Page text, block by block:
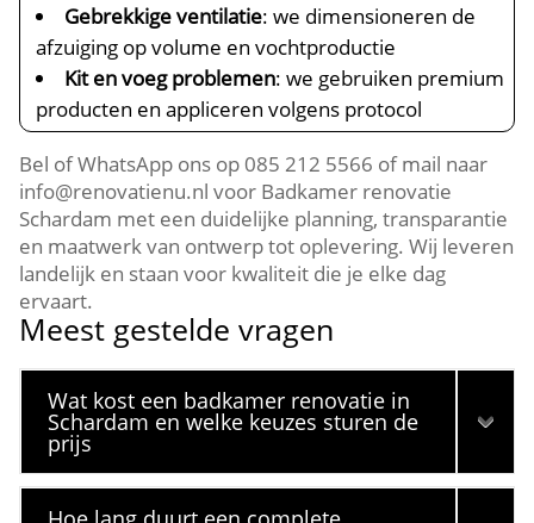
Gebrekkige ventilatie: we dimensioneren de
afzuiging op volume en vochtproductie
Kit en voeg problemen: we gebruiken premium
producten en appliceren volgens protocol
Bel of WhatsApp ons op 085 212 5566 of mail naar
info@renovatienu.​nl voor Badkamer renovatie
Schardam met een duidelijke planning, transparantie
en maatwerk van ontwerp tot oplevering.​ Wij leveren
landelijk en staan voor kwaliteit die je elke dag
ervaart.​
Meest gestelde vragen
Wat kost een badkamer renovatie in
Schardam en welke keuzes sturen de
prijs